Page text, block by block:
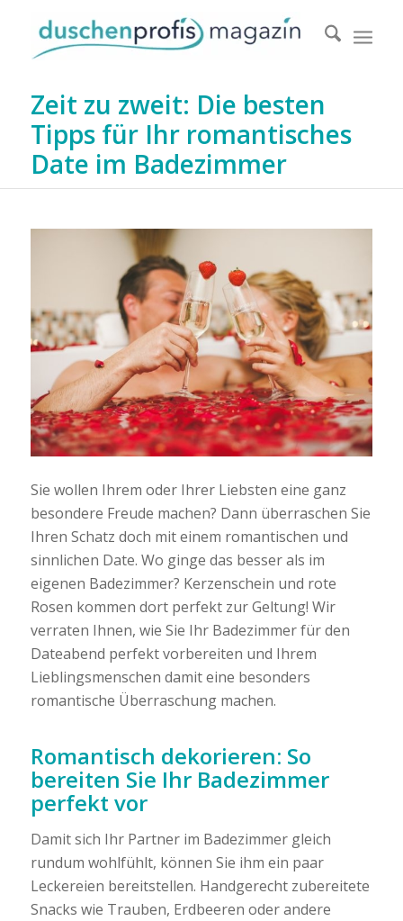
Zeit zu zweit: Die besten
Tipps für Ihr romantisches
Date im Badezimmer
Sie wollen Ihrem oder Ihrer Liebsten eine ganz
besondere Freude machen? Dann überraschen Sie
Ihren Schatz doch mit einem romantischen und
sinnlichen Date. Wo ginge das besser als im
eigenen Badezimmer? Kerzenschein und rote
Rosen kommen dort perfekt zur Geltung! Wir
verraten Ihnen, wie Sie Ihr Badezimmer für den
Dateabend perfekt vorbereiten und Ihrem
Lieblingsmenschen damit eine besonders
romantische Überraschung machen.
Romantisch dekorieren: So
bereiten Sie Ihr Badezimmer
perfekt vor
Damit sich Ihr Partner im Badezimmer gleich
rundum wohlfühlt, können Sie ihm ein paar
Leckereien bereitstellen. Handgerecht zubereitete
Snacks wie Trauben, Erdbeeren oder andere